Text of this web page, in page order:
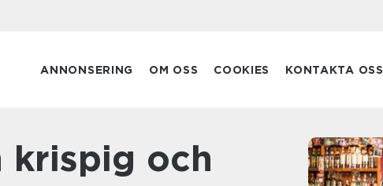
ANNONSERING OM OSS COOKIES KONTAKTA OSS